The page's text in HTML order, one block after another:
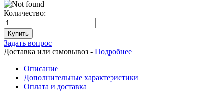
Количество:
Купить
Задать вопрос
Доставка или самовывоз - Подробнее
Описание
Дополнительные характеристики
Оплата и доставка